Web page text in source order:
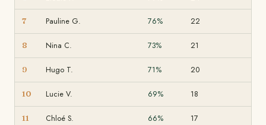
7 Pauline G. 76% 22
8 Nina C. 73% 21
9 Hugo T. 71% 20
10 Lucie V. 69% 18
11 Chloé S. 66% 17